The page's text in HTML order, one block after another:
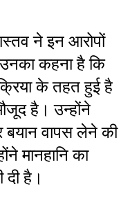
ने इन आरोपों
कहना है कि
के तहत हुई है
है। उन्होंने
बयान वापस लेने की
मानहानि का
दी है।